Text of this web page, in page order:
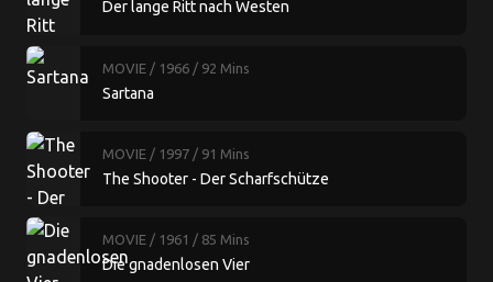
Der lange Ritt nach Westen
MOVIE / 1966 / 92 Mins
Sartana
MOVIE / 1997 / 91 Mins
The Shooter - Der Scharfschütze
MOVIE / 1961 / 85 Mins
Die gnadenlosen Vier